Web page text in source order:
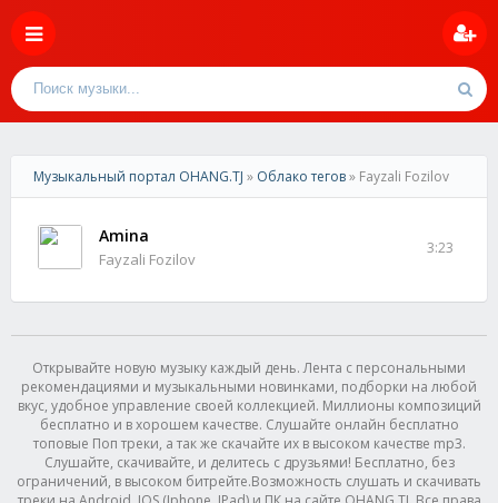
Музыкальный портал OHANG.TJ » Облако тегов» Fayzali Fozilov
Amina
Fayzali Fozilov
3:23
Открывайте новую музыку каждый день. Лента с персональными
рекомендациями и музыкальными новинками, подборки на любой
вкус, удобное управление своей коллекцией. Миллионы композиций
бесплатно и в хорошем качестве. Слушайте онлайн бесплатно
топовые Поп треки, а так же скачайте их в высоком качестве mp3.
Слушайте, скачивайте, и делитесь с друзьями! Бесплатно, без
ограничений, в высоком битрейте.Возможность слушать и скачивать